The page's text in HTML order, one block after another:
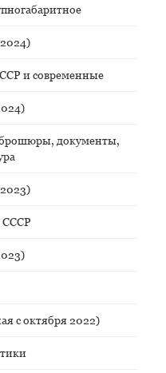
и современные
документы,
СССР
с октября 2022)